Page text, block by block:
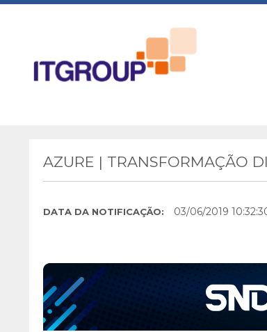
AZURE | TRANSFORMAÇÃO
DATA DA NOTIFICAÇÃO: 03/06/2019